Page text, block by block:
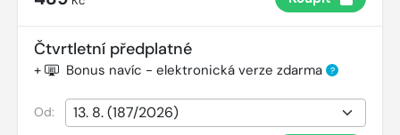
Čtvrtletní předplatné
+ Bonus navíc - elektronická verze zdarma ?
Od: